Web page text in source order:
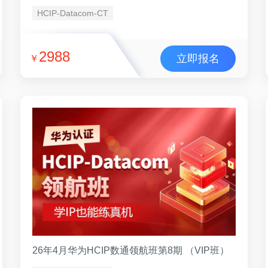
HCIP-Datacom-CT
￥ 2988 立即报名
26年4月华为HCIP数通领航班第8期 （VIP班）